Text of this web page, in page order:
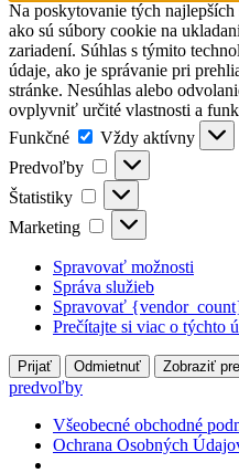
Na poskytovanie tých
ako sú súbory cookie na
zariadení. Súhlas s týmito
údaje, ako je správanie pri
stránke. Nesúhlas alebo
ovplyvniť určité vlastnosti a
Funkčné
Funkčné
Vždy aktívny
Predvoľby
Predvoľby
Štatistiky Štatistiky
Marketing Marketing
Spravovať možnosti
Správa služieb
Spravovať
Prečítajte si viac o týchto
Prijať Odmietnuť Zobraziť
predvoľby
Všeobecné obchodné
Ochrana Osobných